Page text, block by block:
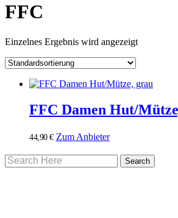
FFC
Einzelnes Ergebnis wird angezeigt
FFC Damen Hut/
44,90€ Zum Anbieter